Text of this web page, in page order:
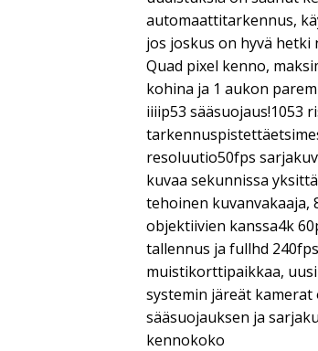
automaattitarkennus,
jos joskus on hyvä hetki
Quad pixel kenno,
kohina ja 1 aukon
iiiip53 sääsuojaus!1053
resoluutio50fps
kuvaa sekunnissa
tehoinen
objektiivien kanssa4k
tallennus ja fullhd
muistikorttipaikkaa,
systemin järeät
sääsuojauksen ja
kennokoko